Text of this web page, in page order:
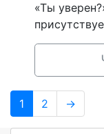
«Ты
Навигация
по
Page
1 Page
2 →